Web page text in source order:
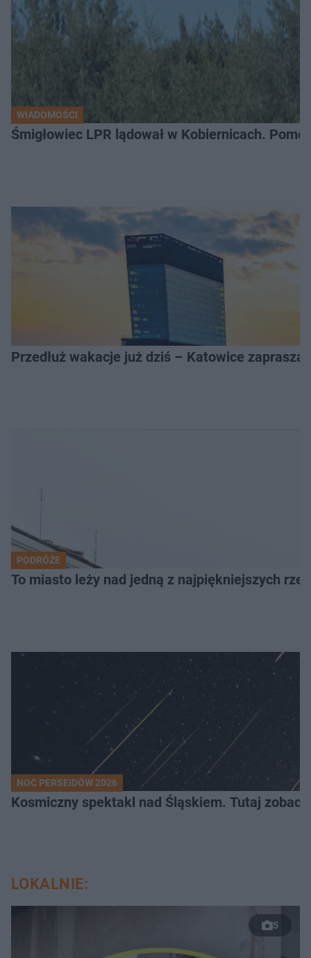
WIADOMOŚCI
Śmigłowiec LPR lądował w Kobiernicach.
Przedłuż wakacje już dziś – Katowice
PODRÓŻE
To miasto leży nad jedną z najpiękniejszych
NOC PERSEIDÓW 2026
Kosmiczny spektakl nad Śląskiem. Tutaj
LOKALNIE:
5